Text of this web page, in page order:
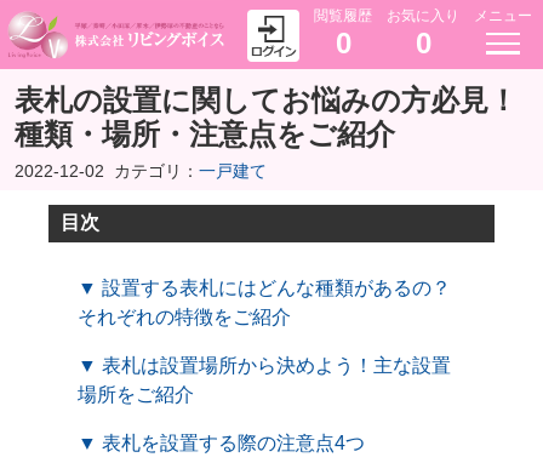
閲覧履歴
0
お気に入り
0
メニュー
表札の設置に関してお悩みの方必見！
種類・場所・注意点をご紹介
2022-12-02 カテゴリ： 一戸建て
目次
▼ 設置する表札にはどんな種類があるの？
それぞれの特徴をご紹介
▼ 表札は設置場所から決めよう！主な設置
場所をご紹介
▼ 表札を設置する際の注意点4つ